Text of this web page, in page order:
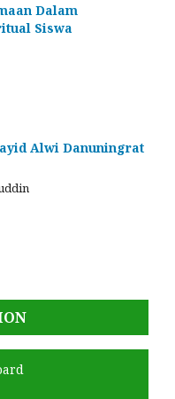
Dalam
Siswa
Alwi Danuningrat